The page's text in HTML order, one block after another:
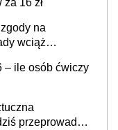
16 zł
na
wciąż
– ile osób ćwiczy
przeprowadzić